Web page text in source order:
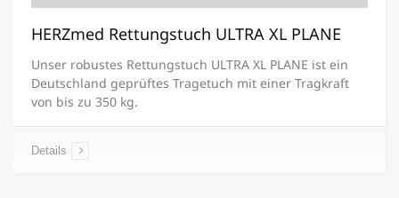
HERZmed Rettungstuch ULTRA XL PLANE
Unser robustes Rettungstuch ULTRA XL PLANE ist ein
Deutschland geprüftes Tragetuch mit einer Tragkraft
von bis zu 350 kg.
Details